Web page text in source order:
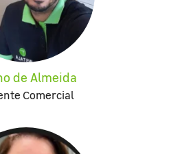
de Almeida
Comercial